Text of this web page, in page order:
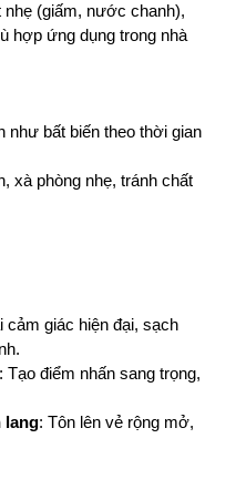
(giấm, nước chanh),
hợp ứng dụng trong nhà
như bất biến theo thời gian
xà phòng nhẹ, tránh chất
cảm giác hiện đại, sạch
: Tạo điểm nhấn sang trọng,
lang: Tôn lên vẻ rộng mở,